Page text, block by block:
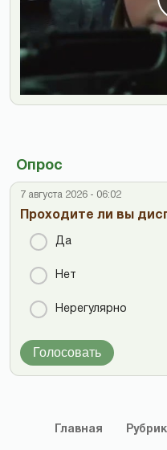
Опрос
7 августа 2026 - 06:02
Проходите ли вы
Да
Нет
Нерегулярно
Голосовать
Главная